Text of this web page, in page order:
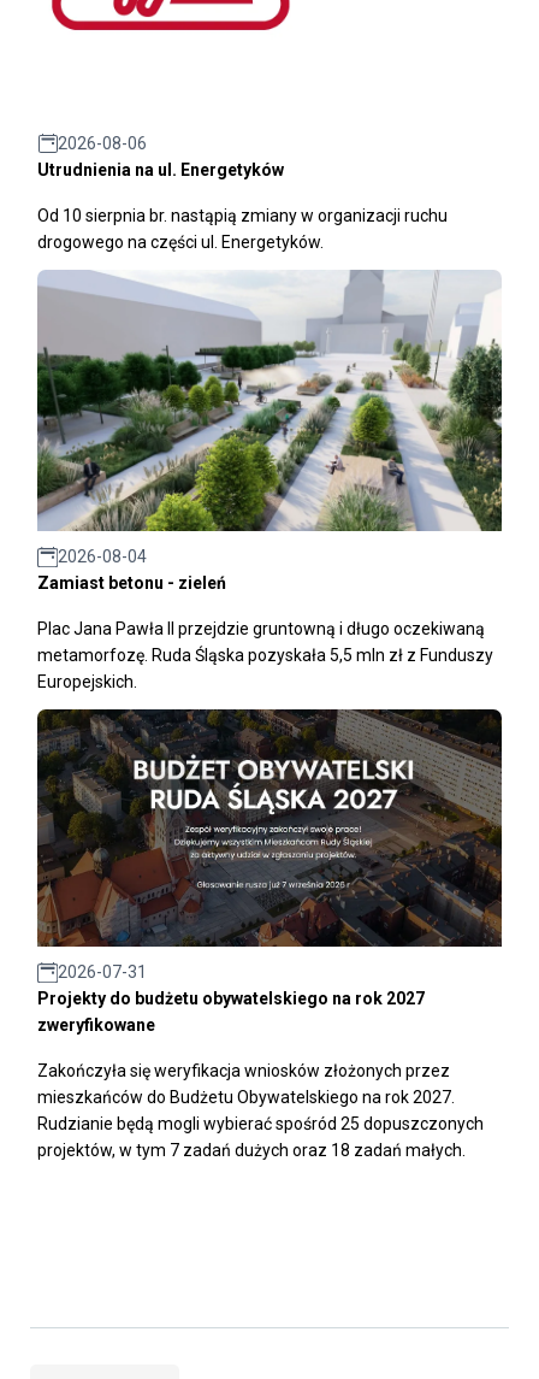
2026-08-06
Utrudnienia na ul. Energetyków
Od 10 sierpnia br. nastąpią zmiany w organizacji ruchu
drogowego na części ul. Energetyków.
2026-08-04
Zamiast betonu - zieleń
Plac Jana Pawła II przejdzie gruntowną i długo oczekiwaną
metamorfozę. Ruda Śląska pozyskała 5,5 mln zł z Funduszy
Europejskich.
2026-07-31
Projekty do budżetu obywatelskiego na rok 2027
zweryfikowane
Zakończyła się weryfikacja wniosków złożonych przez
mieszkańców do Budżetu Obywatelskiego na rok 2027.
Rudzianie będą mogli wybierać spośród 25 dopuszczonych
projektów, w tym 7 zadań dużych oraz 18 zadań małych.